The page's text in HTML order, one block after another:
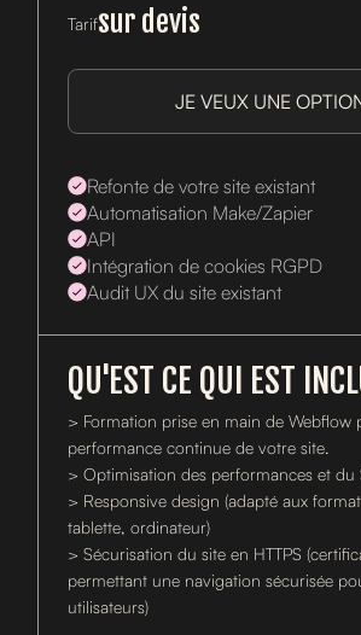
Tarifsur devis
JE VEUX UNE
Refonte de votre site existant
Automatisation Make/Zapier
API
Intégration de cookies RGPD
Audit UX du site existant
QU'EST CE QUI EST
> Formation prise en main de Webflow
performance continue de votre site.
> Optimisation des performances et du
> Responsive design (adapté aux
tablette, ordinateur)
> Sécurisation du site en HTTPS
permettant une navigation sécurisée
utilisateurs)